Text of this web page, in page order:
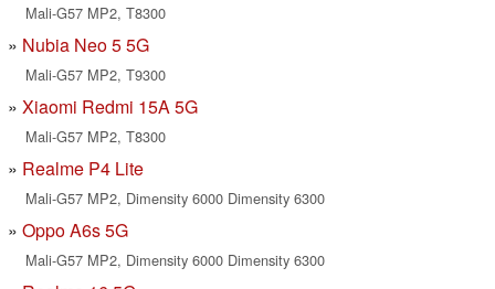
Mali-G57 MP2, T8300
Nubia Neo 5 5G
Mali-G57 MP2, T9300
Xiaomi Redmi 15A 5G
Mali-G57 MP2, T8300
Realme P4 Lite
Mali-G57 MP2, Dimensity 6000 Dimensity 6300
Oppo A6s 5G
Mali-G57 MP2, Dimensity 6000 Dimensity 6300